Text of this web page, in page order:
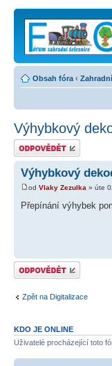
Obsah fóra ‹
Výhybkový
Odeslat odpověď
Výhybkový
od Vlaky Zezulka » úte
Přepínání výhybek
Odeslat odpověď
Zpět na Digitalizace
KDO JE ONLINE
Uživatelé procházející toto